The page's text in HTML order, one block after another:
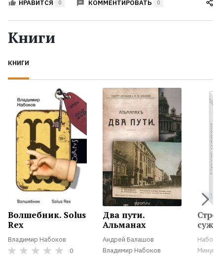
НРАВИТСЯ 0 КОММЕНТИРОВАТЬ 0
Книги
КНИГИ
Волшебник. Solus
Rex
Владимир Набоков
0
Два пути.
Альманах
Андрей Балашов
Владимир Набоков